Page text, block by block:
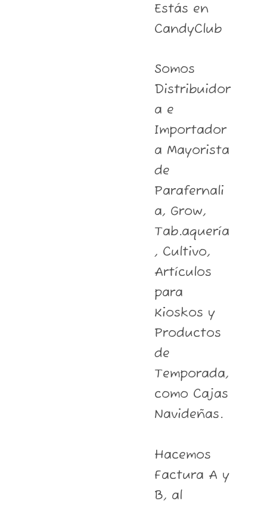
Estás en
CandyClub
Somos
Distribuidor
a e
Importador
a Mayorista
de
Parafernali
a, Grow,
Tab.aquería
, Cultivo,
Artículos
para
Kioskos y
Productos
de
Temporada,
como Cajas
Navideñas.
Hacemos
Factura A y
B, al